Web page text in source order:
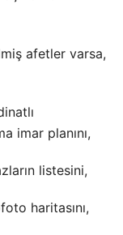
afetler varsa,
imar planını,
listesini,
haritasını,